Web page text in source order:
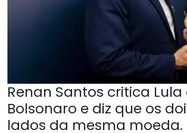
Renan Santos critica Lula
Bolsonaro e diz que os
lados da mesma moeda.